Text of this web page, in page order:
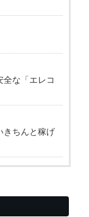
全な「エレコ
きちんと稼げ